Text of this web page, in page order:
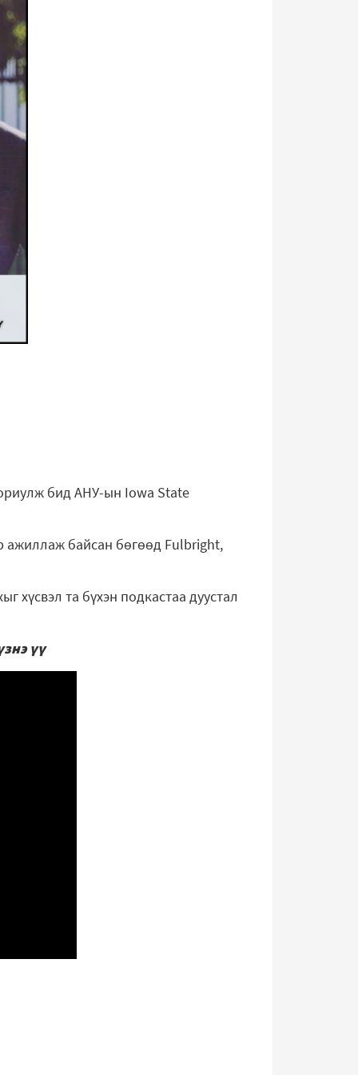
бид АНУ-ын Iowa State
ажиллаж байсан бөгөөд Fulbright,
хүсвэл та бүхэн подкастаа дуустал
үү